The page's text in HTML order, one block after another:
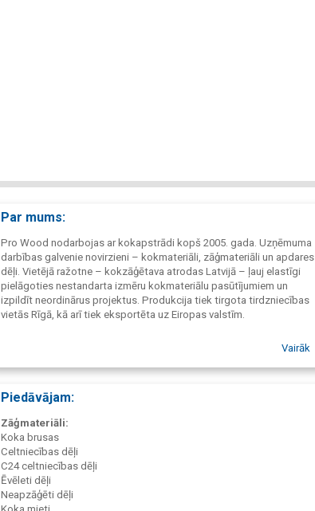
Par mums:
Pro Wood nodarbojas ar kokapstrādi kopš 2005. gada. Uzņēmuma
darbības galvenie novirzieni – kokmateriāli, zāģmateriāli un apdares
dēļi. Vietējā ražotne – kokzāģētava atrodas Latvijā – ļauj elastīgi
pielāgoties nestandarta izmēru kokmateriālu pasūtījumiem un
izpildīt neordinārus projektus. Produkcija tiek tirgota tirdzniecības
vietās Rīgā, kā arī tiek eksportēta uz Eiropas valstīm.
Vairāk
Piedāvājam:
Zāģmateriāli:
Koka brusas
Сeltniecības dēļi
C24 celtniecības dēļi
Ēvēleti dēļi
Neapzāģēti dēļi